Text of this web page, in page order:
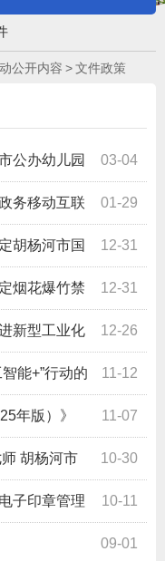
公开内容 >文件政策
03-04
公办幼儿园
通知 01-29
务移动互联
12-31
胡杨河市国
的通告 12-31
烟花爆竹禁
12-26
新型工业化
师市规发〔2025〕
11-12
能+”行动的
11-07
年版）》
10-30
胡杨河市
手标兵、 三八红旗手
10-11
子印章管理
09-01